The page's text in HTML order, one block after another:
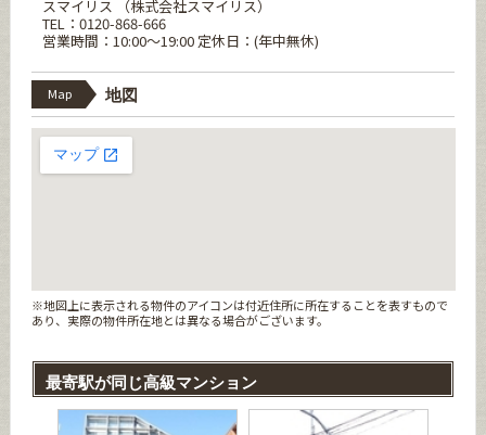
スマイリス （株式会社スマイリス）
TEL：0120-868-666
営業時間：10:00～19:00 定休日：(年中無休)
Map 地図
※地図上に表示される物件のアイコンは付近住所に所在することを表すもので
あり、実際の物件所在地とは異なる場合がございます。
最寄駅が同じ高級マンション